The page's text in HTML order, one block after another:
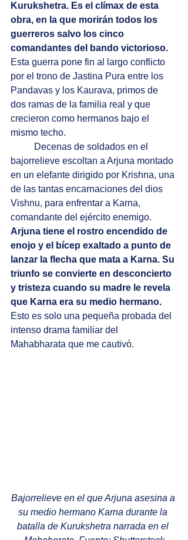
Kurukshetra. Es el clímax de esta
obra, en la que morirán todos los
guerreros salvo los cinco
comandantes del bando victorioso.
Esta guerra pone fin al largo conflicto
por el trono de Jastina Pura entre los
Pandavas y los Kaurava, primos de
dos ramas de la familia real y que
crecieron como hermanos bajo el
mismo techo.
bajorrelieve escoltan a Arjuna montado
en un elefante dirigido por Krishna, una
de las tantas encarnaciones del dios
Vishnu, para enfrentar a Karna,
comandante del ejército enemigo.
Arjuna tiene el rostro encendido de
enojo y el bícep exaltado a punto de
lanzar la flecha que mata a Karna. Su
triunfo se convierte en desconcierto
y tristeza cuando su madre le revela
que Karna era su medio hermano.
Esto es solo una pequeña probada del
intenso drama familiar del
Mahabharata que me cautivó.
Bajorrelieve en el que Arjuna asesina a
su medio hermano Karna durante la
batalla de Kurukshetra narrada en el